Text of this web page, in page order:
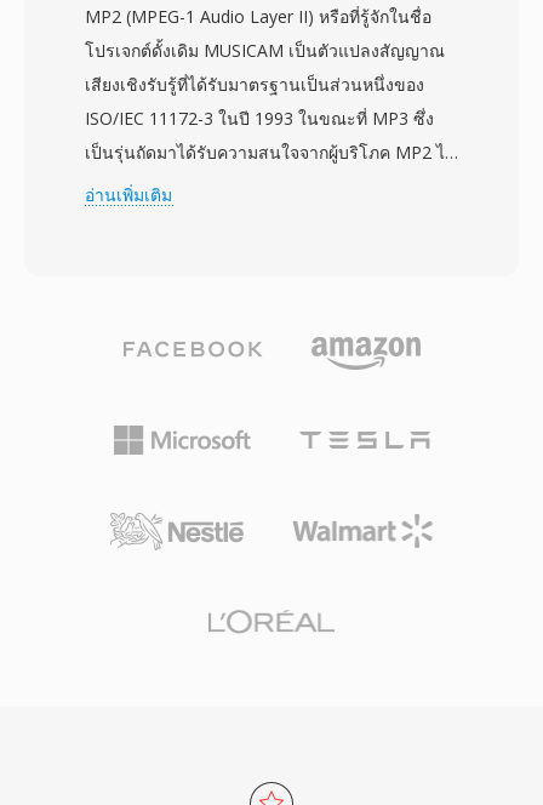
เร็วกว่าโคเดกไม่สูญเสียคุณภาพคู่แข่งส่วนใหญ่ที่
การตั้งค่าเริ่มต้น ตัวถอดรหัสก็มีประสิทธิภาพเช่นกัน
ทำให้การเล่นแบบเรียลไทม์ทำได้ง่ายบนฮาร์ดแวร์ที่
checksum รับประกันความถูกต้องในระดับบิต
สำคัญสำหรับการเก็บถาวร TAK ยังรองรับ
จำกัดการนำไปใช้ข้ามแพลตฟอร์ม สำหรับผู้ใช้ที่ให้
ความสำคัญกับประสิทธิภาพการบีบอัดและความเร็ว
เสียคุณภาพที่ดีที่สุด
MP2 (MPEG-1 Audio Layer II) หรือที่รู้จักในชื่อ
โปรเจกต์ดั้งเดิม MUSICAM เป็นตัวแปลงสัญญาณ
เสียงเชิงรับรู้ที่ได้รับมาตรฐานเป็นส่วนหนึ่งของ
ISO/IEC 11172-3 ในปี 1993 ในขณะที่ MP3 ซึ่ง
เป็นรุ่นถัดมาได้รับความสนใจจากผู้บริโภค MP2 ได้
สร้างตำแหน่งที่มั่นคงในวงการออกอากาศมืออาชีพ
แต่ละซับแบนด์ตามนั้น การใช้งานออกอากาศทั่วไป
โปร่งใสพร้อมความซับซ้อนตัวเข้ารหัสที่ต่ำกว่าและ
ความทนทานต่อข้อผิดพลาดที่ดีกว่า Layer III
วิทยุดิจิทัล DAB และมาตรฐานกล้อง HDV ล้วน
อากาศสดที่ต้องซิงค์ปากกับเสียง ข้อดีสามประการที่
ในการเข้ารหัสที่น้อยที่สุดเหมาะกับสายการออกอา
อ่านเพิ่มเติม